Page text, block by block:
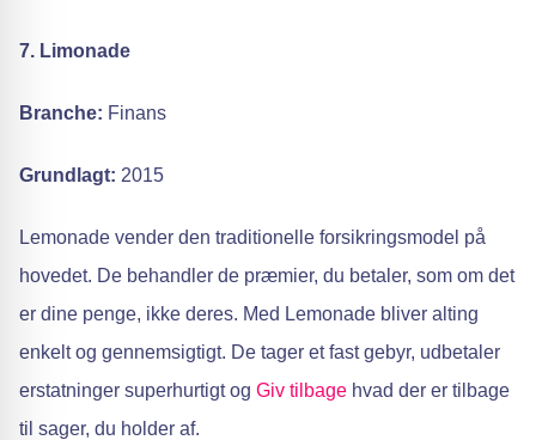
7. Limonade
Branche: Finans
Grundlagt: 2015
Lemonade vender den traditionelle forsikringsmodel på
hovedet. De behandler de præmier, du betaler, som om det
er dine penge, ikke deres. Med Lemonade bliver alting
enkelt og gennemsigtigt. De tager et fast gebyr, udbetaler
erstatninger superhurtigt og Giv tilbage hvad der er tilbage
til sager, du holder af.